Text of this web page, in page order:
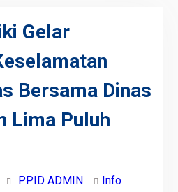
Gelar
Bersama Dinas
Lima Puluh
PPID ADMIN
Info